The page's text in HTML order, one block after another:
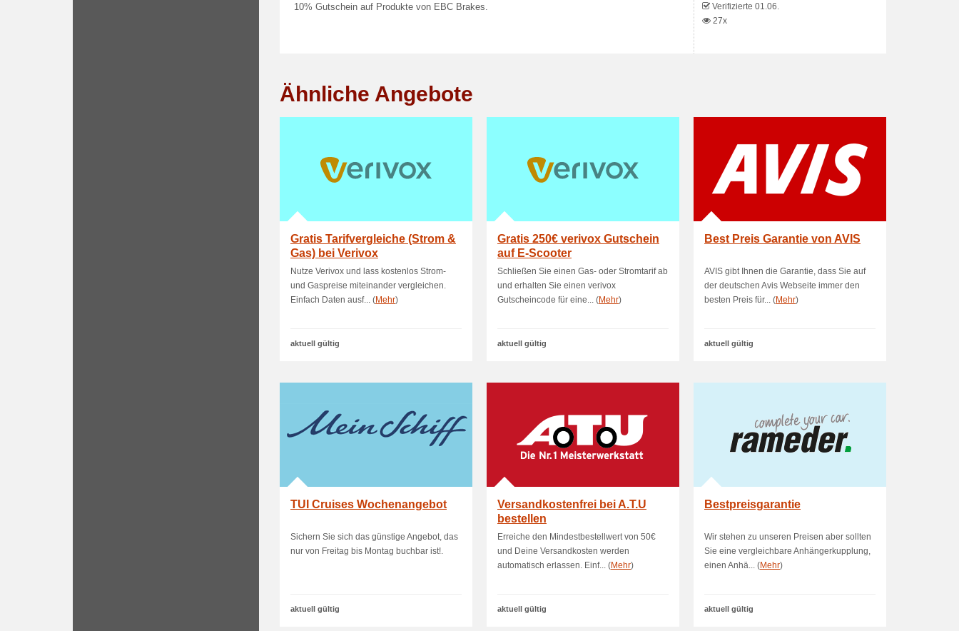
10% Gutschein auf Produkte von EBC Brakes.
Verifizierte 01.06.
27x
Ähnliche Angebote
Gratis Tarifvergleiche (Strom &
Gas) bei Verivox
Nutze Verivox und lass kostenlos Strom-
und Gaspreise miteinander vergleichen.
Einfach Daten ausf... (Mehr)
aktuell gültig
Gratis 250€ verivox Gutschein
auf E-Scooter
Schließen Sie einen Gas- oder Stromtarif ab
und erhalten Sie einen verivox
Gutscheincode für eine... (Mehr)
aktuell gültig
Best Preis Garantie von AVIS
AVIS gibt Ihnen die Garantie, dass Sie auf
der deutschen Avis Webseite immer den
besten Preis für... (Mehr)
aktuell gültig
TUI Cruises Wochenangebot
Sichern Sie sich das günstige Angebot, das
nur von Freitag bis Montag buchbar ist!.
aktuell gültig
Versandkostenfrei bei A.T.U
bestellen
Erreiche den Mindestbestellwert von 50€
und Deine Versandkosten werden
automatisch erlassen. Einf... (Mehr)
aktuell gültig
Bestpreisgarantie
Wir stehen zu unseren Preisen aber sollten
Sie eine vergleichbare Anhängerkupplung,
einen Anhä... (Mehr)
aktuell gültig